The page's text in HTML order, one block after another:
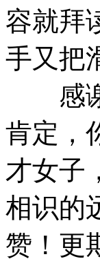
容就拜
手又把
感谢
肯定，
才女子
相识的
赞！更